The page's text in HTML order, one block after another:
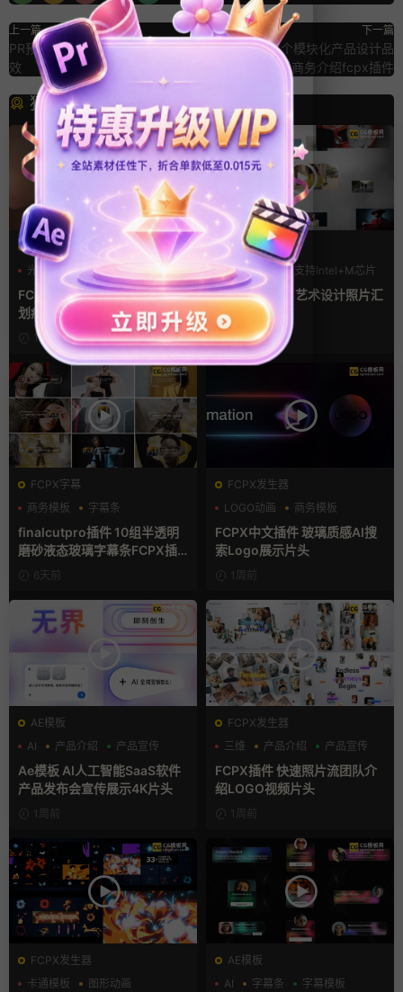
上一篇
PR预设 故障闪白毛刺闪烁文字特
效
下一篇
FCPX模板 6个模块化产品设计品
牌宣传时尚商务介绍fcpx插件
猜你喜欢
FCPX转场
光效
复古风
支持Intel+M芯片
FCPX转场插件 15组光效胶片
划痕复古视频过渡
10小时前
FCPX发生器
LOGO动画
支持Intel+M芯片
汇聚
fcpx片头插件 艺术设计照片汇
聚LOGO动画
4天前
FCPX字幕
商务模板
字幕条
finalcutpro插件 10组半透明
磨砂液态玻璃字幕条FCPX插
6天前
FCPX发生器
LOGO动画
商务模板
支持Intel+M芯片
FCPX中文插件 玻璃质感AI搜
索Logo展示片头
1周前
AE模板
AI
产品介绍 产品宣传
Ae模板 AI人工智能SaaS软件
产品发布会宣传展示4K片头
1周前
FCPX发生器
三维
产品介绍 产品宣传
FCPX插件 快速照片流团队介
绍LOGO视频片头
1周前
FCPX发生器
卡通模板
图形动画
AE模板
AI
字幕条 字幕模板